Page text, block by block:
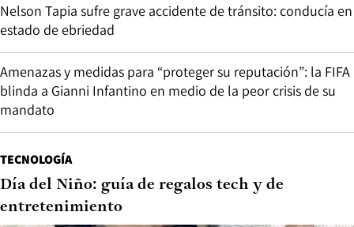
Nelson Tapia sufre grave accidente de tránsito: conducía en
estado de ebriedad
Amenazas y medidas para “proteger su reputación”: la FIFA
blinda a Gianni Infantino en medio de la peor crisis de su
mandato
TECNOLOGÍA
Día del Niño: guía de regalos tech y de
entretenimiento